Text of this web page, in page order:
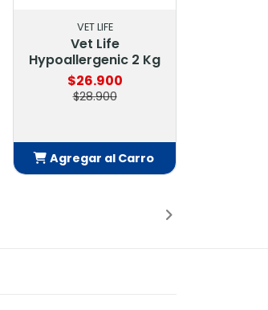
VET LIFE
Vet Life
Hypoallergenic 2 Kg
$26.900
$28.900
Agregar al Carro